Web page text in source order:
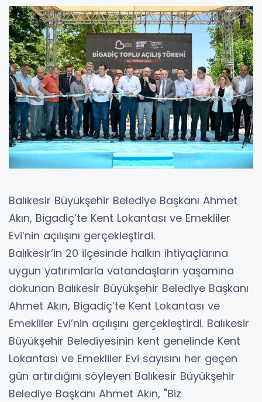
Balıkesir Büyükşehir Belediye Başkanı Ahmet
Akın, Bigadiç’te Kent Lokantası ve Emekliler
Evi’nin açılışını gerçekleştirdi.
Balıkesir’in 20 ilçesinde halkın ihtiyaçlarına
uygun yatırımlarla vatandaşların yaşamına
dokunan Balıkesir Büyükşehir Belediye Başkanı
Ahmet Akın, Bigadiç’te Kent Lokantası ve
Emekliler Evi’nin açılışını gerçekleştirdi. Balıkesir
Büyükşehir Belediyesinin kent genelinde Kent
Lokantası ve Emekliler Evi sayısını her geçen
gün artırdığını söyleyen Balıkesir Büyükşehir
Belediye Başkanı Ahmet Akın, "Biz